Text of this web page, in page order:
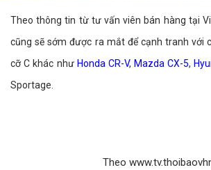
Theo thông tin từ tư vấn viên bán hàng tại
cũng sẽ sớm được ra mắt để cạnh tranh với
cỡ C khác như Honda CR-V, Mazda CX-5,
Sportage.
Theo